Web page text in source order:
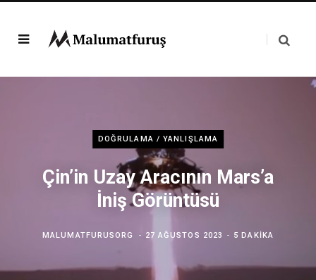
DOĞRULAMA / YANLIŞLAMA
Çin’in Uzay Aracının Mars’a
İniş Görüntüsü
MALUMATFURUSORG 27 AĞUSTOS 2023 5 DAKIKA